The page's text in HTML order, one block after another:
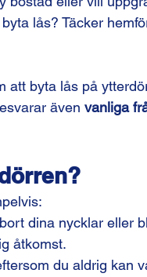
lås? Täcker
att byta lås på
även vanliga
dina nycklar eller
åtkomst.
du aldrig kan